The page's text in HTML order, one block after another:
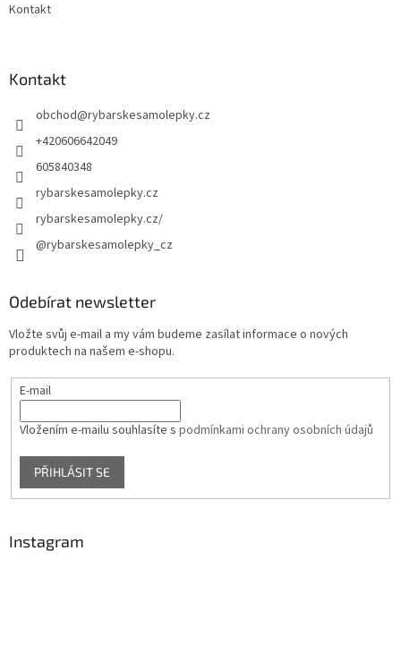
Kontakt
Kontakt
obchod@rybarskesamolepky.cz
+420606642049
605840348
rybarskesamolepky.cz
rybarskesamolepky.cz/
@rybarskesamolepky_cz
Odebírat newsletter
Vložte svůj e-mail a my vám budeme zasílat informace o nových
produktech na našem e-shopu.
E-mail
Vložením e-mailu souhlasíte s podmínkami ochrany osobních údajů
PŘIHLÁSIT SE
Instagram